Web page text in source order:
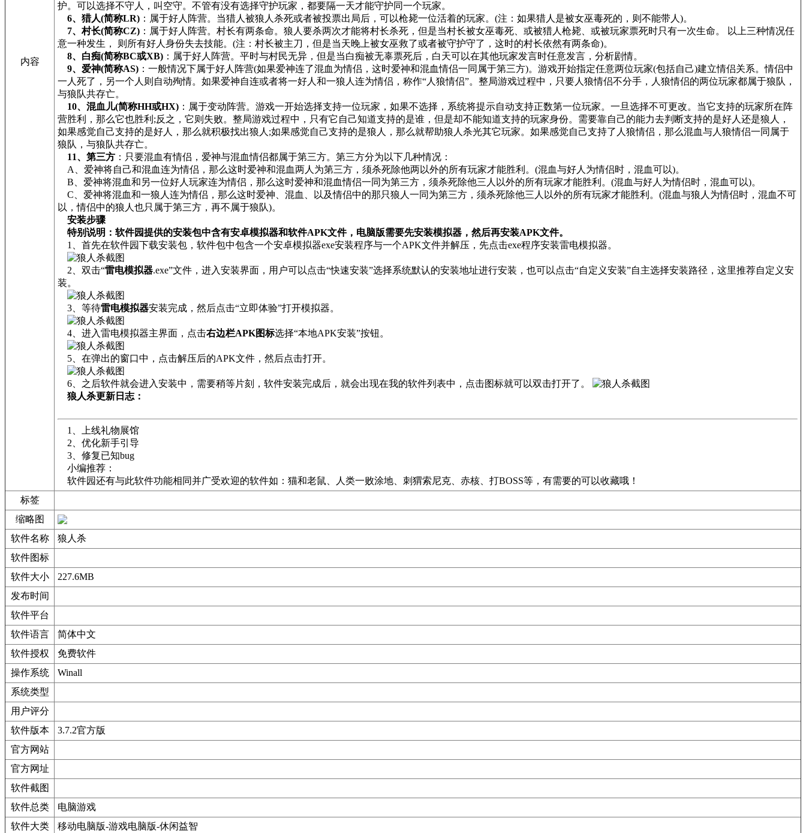
内容
护。可以选择不守人，叫空守。不管有没有选择守护玩家，都要隔一天才能守护同一个玩家。
6、猎人(简称LR) ：属于好人阵营。当猎人被狼人杀死或者被投票出局后，可以枪毙一位活着的玩家。(注：如果猎人是被女巫毒死的，则不能带人)。
7、村长(简称CZ) ：属于好人阵营。村长有两条命。狼人要杀两次才能将村长杀死，但是当村长被女巫毒死、或被猎人枪毙、或被玩家票死时只有一次生命。 以上三种情况任
意一种发生， 则所有好人身份失去技能。(注：村长被主刀，但是当天晚上被女巫救了或者被守护守了，这时的村长依然有两条命)。
8、白痴(简称BC或XB) ：属于好人阵营。平时与村民无异，但是当白痴被无辜票死后，白天可以在其他玩家发言时任意发言，分析剧情。
9、爱神(简称AS) ：一般情况下属于好人阵营(如果爱神连了混血为情侣，这时爱神和混血情侣一同属于第三方)。游戏开始指定任意两位玩家(包括自己)建立情侣关系。情侣中
一人死了，另一个人则自动殉情。如果爱神自连或者将一好人和一狼人连为情侣，称作“人狼情侣”。整局游戏过程中，只要人狼情侣不分手，人狼情侣的两位玩家都属于狼队，
与狼队共存亡。
10、混血儿(简称HH或HX) ：属于变动阵营。游戏一开始选择支持一位玩家，如果不选择，系统将提示自动支持正数第一位玩家。一旦选择不可更改。当它支持的玩家所在阵
营胜利，那么它也胜利;反之，它则失败。整局游戏过程中，只有它自己知道支持的是谁，但是却不能知道支持的玩家身份。需要靠自己的能力去判断支持的是好人还是狼人，
如果感觉自己支持的是好人，那么就积极找出狼人;如果感觉自己支持的是狼人，那么就帮助狼人杀光其它玩家。如果感觉自己支持了人狼情侣，那么混血与人狼情侣一同属于
狼队，与狼队共存亡。
11、第三方 ：只要混血有情侣，爱神与混血情侣都属于第三方。第三方分为以下几种情况：
A、爱神将自己和混血连为情侣，那么这时爱神和混血两人为第三方，须杀死除他两以外的所有玩家才能胜利。(混血与好人为情侣时，混血可以)。
B、爱神将混血和另一位好人玩家连为情侣，那么这时爱神和混血情侣一同为第三方，须杀死除他三人以外的所有玩家才能胜利。(混血与好人为情侣时，混血可以)。
C、爱神将混血和一狼人连为情侣，那么这时爱神、混血、以及情侣中的那只狼人一同为第三方，须杀死除他三人以外的所有玩家才能胜利。(混血与狼人为情侣时，混血不可
以，情侣中的狼人也只属于第三方，再不属于狼队)。
安装步骤
特别说明：软件园提供的安装包中含有安卓模拟器和软件APK文件，电脑版需要先安装模拟器，然后再安装APK文件。
1、首先在软件园下载安装包，软件包中包含一个安卓模拟器exe安装程序与一个APK文件并解压，先点击exe程序安装雷电模拟器。
2、双击“雷电模拟器.exe”文件，进入安装界面，用户可以点击“快速安装”选择系统默认的安装地址进行安装，也可以点击“自定义安装”自主选择安装路径，这里推荐自定义安
装。
3、等待雷电模拟器安装完成，然后点击“立即体验”打开模拟器。
4、进入雷电模拟器主界面，点击右边栏APK图标选择“本地APK安装”按钮。
5、在弹出的窗口中，点击解压后的APK文件，然后点击打开。
6、之后软件就会进入安装中，需要稍等片刻，软件安装完成后，就会出现在我的软件列表中，点击图标就可以双击打开了。
狼人杀更新日志：
1、上线礼物展馆
2、优化新手引导
3、修复已知bug
小编推荐：
软件园还有与此软件功能相同并广受欢迎的软件如：猫和老鼠、人类一败涂地、刺猬索尼克、赤核、打BOSS等，有需要的可以收藏哦！
标签
缩略图
软件名称
狼人杀
软件图标
软件大小
227.6MB
发布时间
软件平台
软件语言
简体中文
软件授权
免费软件
操作系统
Winall
系统类型
用户评分
软件版本
3.7.2官方版
官方网站
官方网址
软件截图
软件总类
电脑游戏
软件大类
移动电脑版-游戏电脑版-休闲益智